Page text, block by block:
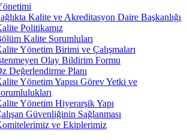
Kalite ve Akreditasyon Daire Başkanlığı
Politikamız
Kalite Sorumluları
Yönetim Birimi ve Çalışmaları
Olay Bildirim Formu
Değerlendirme Planı
Yönetim Yapısı Görev Yetki ve
Yönetim Hiyerarşik Yapı
Güvenliğinin Sağlanması
ve Ekiplerimiz